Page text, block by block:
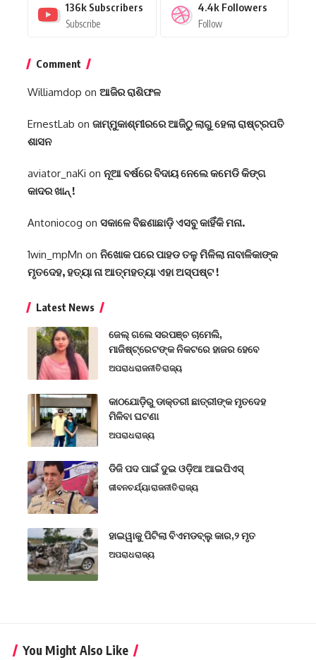
136k Subscribers
Subscribe
4.4k Followers
Follow
Comment
Williamdop on ଆଜିର ରାଶିଫଳ
ErnestLab on ଜାମ୍ମୁକାଶ୍ମୀରରେ ଆଜିଠୁ ଲାଗୁ ହେଲା ରାଷ୍ଟ୍ରପତି
ଶାସନ
aviator_naKi on ନୂଆ ବର୍ଷରେ ବିଦାୟ ନେଲେ କମେଡି କିଙ୍ଗ
କାଦର ଖାନ୍ !
Antoniocog on ସକାଳେ ବିଛଣାଛାଡ଼ି ଏସବୁ କାହିଁକି ମନା.
1win_mpMn on ନିଖୋକ ପରେ ପାହଡ ତଳୁ ମିଳିଲା ନାବାଳିକାଙ୍କ
ମୃତଦେହ, ହତ୍ୟା ନା ଆତ୍ମହତ୍ୟା ଏହା ଅସ୍ପଷ୍ଟ !
Latest News
ଜେଲ୍ ଗଲେ ସରପଞ୍ଚ ଚାମେଲି,
ମାଜିଷ୍ଟ୍ରେଟଙ୍କ ନିକଟରେ ହାଜର ହେବେ
ଅପରାଧରାଜନୀତିରାଜ୍ୟ
କାଠଯୋଡ଼ିରୁ ଡାକ୍ତରୀ ଛାତ୍ରୀଙ୍କ ମୃତଦେହ
ମିଳିବା ଘଟଣା
ଅପରାଧରାଜ୍ୟ
ଡିଜି ପଦ ପାଇଁ ଦୁଇ ଓଡ଼ିଆ ଆଇପିଏସ୍
ଜୀବନଚର୍ଯ୍ୟାରାଜନୀତିରାଜ୍ୟ
ହାଇୱାକୁ ପିଟିଲା ବିଏମଡବ୍ଲୁ କାର,୨ ମୃତ
ଅପରାଧରାଜ୍ୟ
You Might Also Like